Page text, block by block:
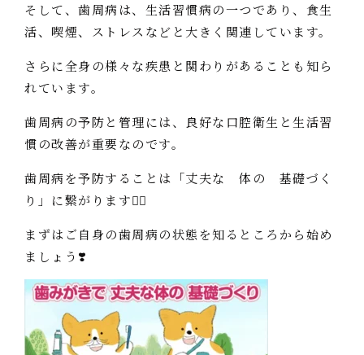
そして、歯周病は、生活習慣病の一つであり、食生
活、喫煙、ストレスなどと大きく関連しています。
さらに全身の様々な疾患と関わりがあることも知ら
れています。
歯周病の予防と管理には、良好な口腔衛生と生活習
慣の改善が重要なのです。
歯周病を予防することは「丈夫な 体の 基礎づく
り」に繋がります👩‍⚕️
まずはご自身の歯周病の状態を知るところから始め
ましょう❣️